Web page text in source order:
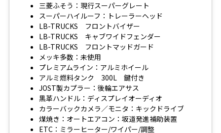
三菱ふそう：現行スーパーグレート
スーパーハイルーフ：トレーラーヘッド
LB-TRUCKS フロントバイザー
LB-TRUCKS キャブワイドフェンダー
LB-TRUCKS フロントマッドガード
メッキ多数：未使用
プレミアムライン：アルミホイール
アルミ燃料タンク 300L 鍵付き
JOST製カプラー：後輪エアサス
黒革ハンドル：ディスプレイオーディオ
カラーバックカメラ／モニタ：キックドライブ
煤焼き：オートエアコン：坂道発進補助装置
ETC：ミラーヒーター/ワイパー/調整